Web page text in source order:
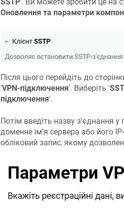
SSTP'. Ви можете зробити це на
Оновлення та параметри
Після цього перейдіть до
'VPN-підключення'. Виберіть '
підключення'.
Потім введіть назву з'єднання у
доменне ім'я сервера або його
обліковий запис, якому